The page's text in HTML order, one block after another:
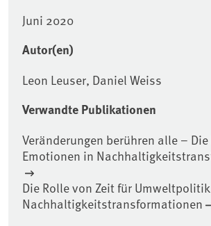
Juni 2020
Autor(en)
Leon Leuser, Daniel Weiss
Verwandte Publikationen
Veränderungen berühren alle –
Emotionen in
Die Rolle von Zeit für
Nachhaltigkeitstransformationen